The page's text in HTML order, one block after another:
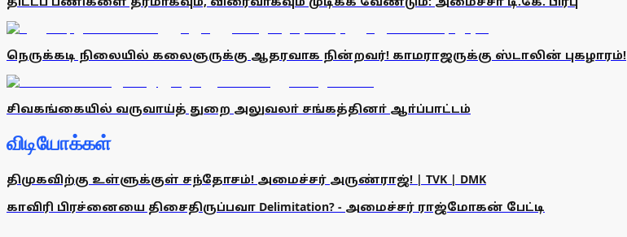
நெருக்கடி நிலையில் கலைஞருக்கு ஆதரவாக நின்றவர்! காமராஜருக்கு ஸ்டாலின் புகழாரம்!
சிவகங்கையில் வருவாய்த் துறை அலுவலா் சங்கத்தினா் ஆா்ப்பாட்டம்
விடியோக்கள்
திமுகவிற்கு உள்ளுக்குள் சந்தோசம்! அமைச்சர் அருண்ராஜ்! | TVK | DMK
காவிரி பிரச்னையை திசைதிருப்பவா Delimitation? - அமைச்சர் ராஜ்மோகன் பேட்டி